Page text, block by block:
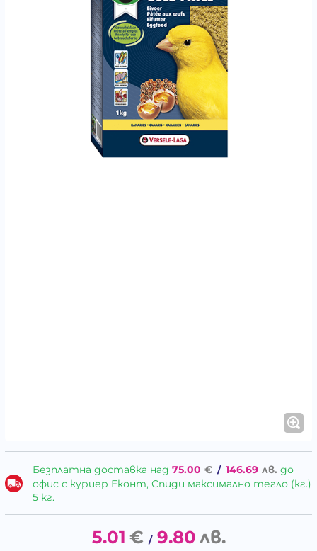
Безплатна доставка над 75.00 € / 146.69 лв. до
офис с куриер Еконт, Спиди максимално тегло (кг.)
5 кг.
5.01 € / 9.80 лв.